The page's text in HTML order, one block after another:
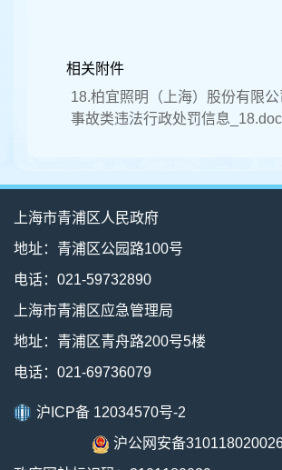
相关附件
18.柏宜照明（上海）股份有限
事故类违法行政处罚信息
上海市青浦区人民政府
地址：青浦区公园路100号
电话：021-59732890
上海市青浦区应急管理局
地址：青浦区青舟路200号5楼
电话：021-69736079
沪ICP备 12034570号-2
沪公网安备